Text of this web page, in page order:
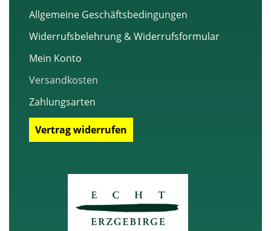
Allgemeine Geschäftsbedingungen
Widerrufsbelehrung & Widerrufsformular
Mein Konto
Versandkosten
Zahlungsarten
Vertrag widerrufen